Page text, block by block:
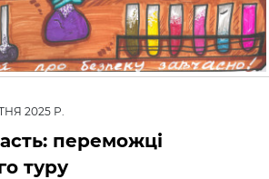
2025 Р.
переможці
туру